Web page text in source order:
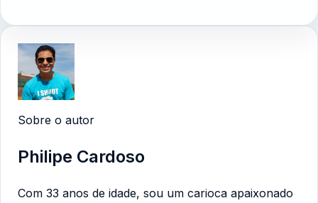
Sobre o autor
Philipe Cardoso
Com 33 anos de idade, sou um carioca apaixonado